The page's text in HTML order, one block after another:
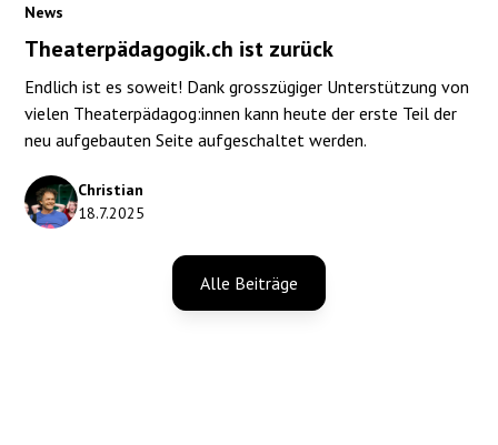
News
Theaterpädagogik.ch ist zurück
Endlich ist es soweit! Dank grosszügiger Unterstützung von
vielen Theaterpädagog:innen kann heute der erste Teil der
neu aufgebauten Seite aufgeschaltet werden.
Christian
18.7.2025
Alle Beiträge